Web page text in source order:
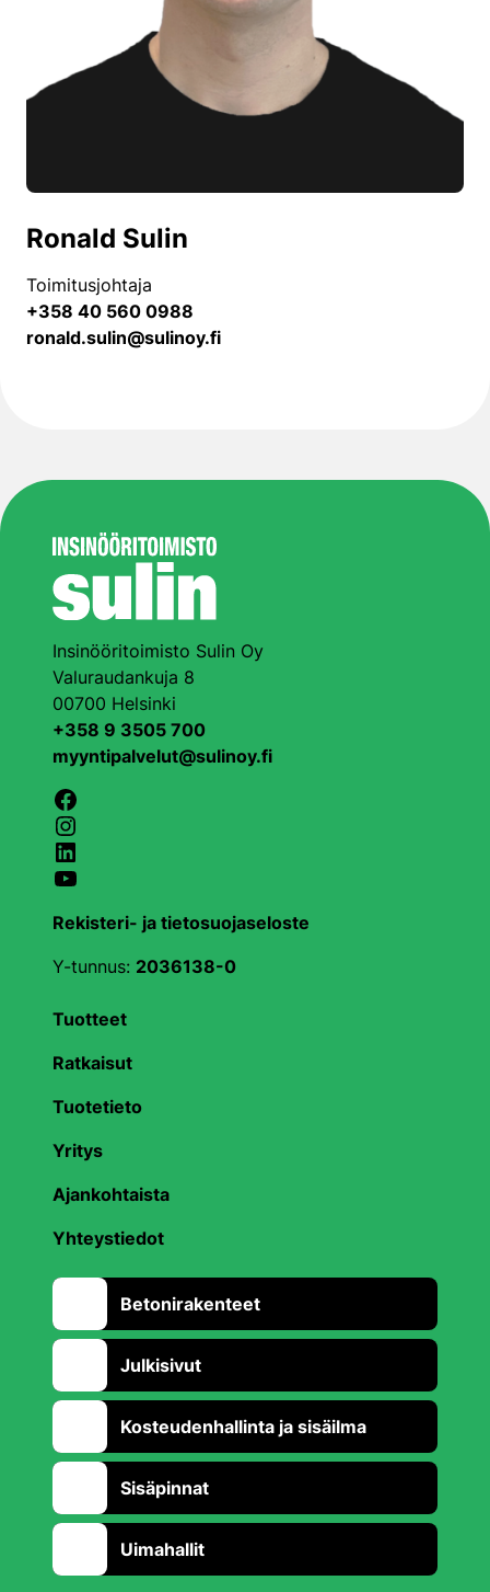
Ronald Sulin
Toimitusjohtaja
+358 40 560 0988
ronald.sulin@sulinoy.fi
Insinööritoimisto Sulin Oy
Valuraudankuja 8
00700 Helsinki
+358 9 3505 700
myyntipalvelut@sulinoy.fi
Facebook
Instagram
LinkedIn
YouTube
Rekisteri- ja tietosuojaseloste
Y-tunnus: 2036138-0
Tuotteet
Ratkaisut
Tuotetieto
Yritys
Ajankohtaista
Yhteystiedot
Betonirakenteet
Julkisivut
Kosteudenhallinta ja sisäilma
Sisäpinnat
Uimahallit